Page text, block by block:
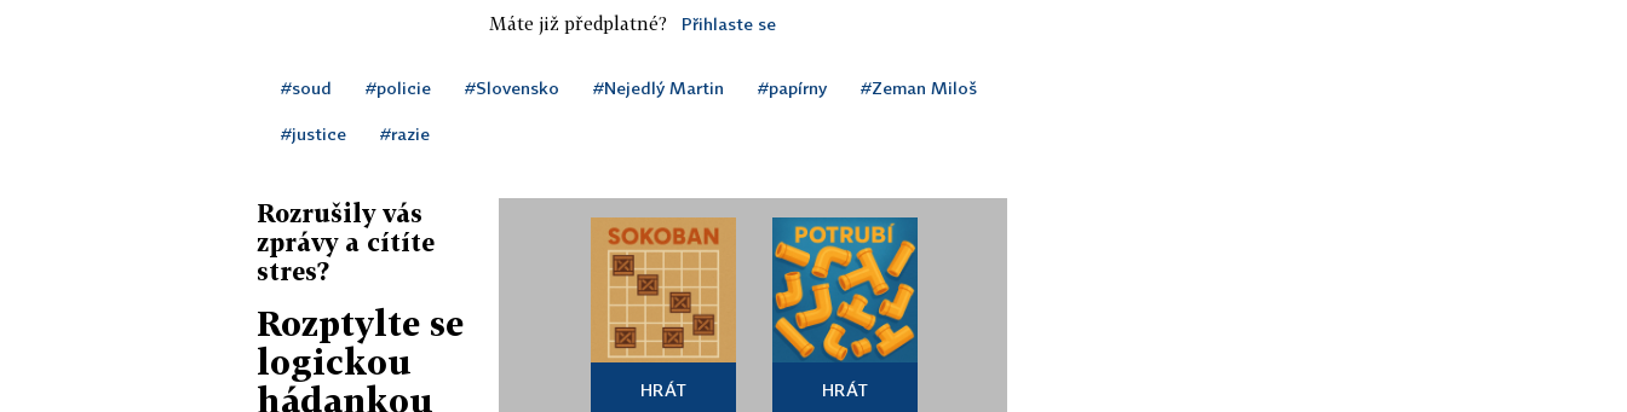
Máte již předplatné? Přihlaste se
#soud #policie #Slovensko #Nejedlý Martin #papírny #Zeman Miloš
#justice #razie
Rozrušily vás
zprávy a cítíte
stres?
Rozptylte se
logickou
hádankou
HRÁT HRÁT